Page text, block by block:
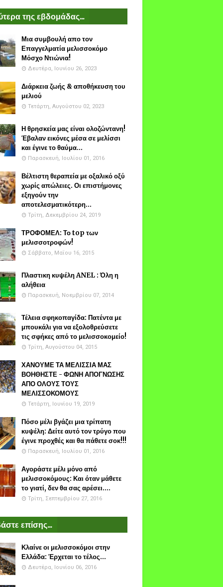
της εβδομάδας...
Μια συμβουλή απο τον
Επαγγελματία μελισσοκόμο
Μόσχο Ντιώνια!
Δευτέρα, Ιουνίου 26, 2023
Διάρκεια ζωής & αποθήκευση του
μελιού
Τετάρτη, Αυγούστου 02, 2023
Η θρησκεία μας είναι ολοζώντανη!
Έβαλαν εικόνες μέσα σε μελίσσι
και έγινε το θαύμα...
Παρασκευή, Ιουλίου 01, 2016
Βέλτιστη θεραπεία με οξαλικό οξύ
χωρίς απώλειες. Οι επιστήμονες
εξηγούν την
αποτελεσματικότερη...
Τρίτη, Δεκεμβρίου 24, 2019
ΤΡΟΦΟΜΕΛ: Το top των
μελισσοτροφών!
Σάββατο, Μαΐου 16, 2015
Πλαστικη κυψέλη ANEL : Όλη η
αλήθεια
Παρασκευή, Νοεμβρίου 07, 2014
Τέλεια σφηκοπαγίδα: Πατέντα με
μπουκάλι για να εξολοθρεύσετε
τις σφήκες από το μελισσοκομείο!
Τρίτη, Αυγούστου 04, 2015
ΧΑΝΟΥΜΕ ΤΑ ΜΕΛΙΣΣΙΑ ΜΑΣ
ΒΟΗΘΗΣΤΕ - ΦΩΝΗ ΑΠΟΓΝΩΣΗΣ
ΑΠΟ ΟΛΟΥΣ ΤΟΥΣ
ΜΕΛΙΣΣΟΚΟΜΟΥΣ
Τετάρτη, Ιουνίου 19, 2019
Πόσο μέλι βγάζει μια τρίπατη
κυψέλη: Δείτε αυτό τον τρύγο που
έγινε προχθές και θα πάθετε σοκ!!!
Παρασκευή, Ιουλίου 01, 2016
Αγοράστε μέλι μόνο από
μελισσοκόμους: Και όταν μάθετε
το γιατί, δεν θα σας αρέσει....
Τρίτη, Σεπτεμβρίου 27, 2016
επίσης...
Κλαίνε οι μελισσοκόμοι στην
Ελλάδα: Έρχεται το τέλος...
Δευτέρα, Ιουνίου 06, 2016